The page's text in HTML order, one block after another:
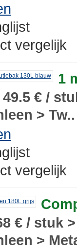
vergelijk
1
49.5 € /
> Tw..
vergelijk
€ / stuk
>